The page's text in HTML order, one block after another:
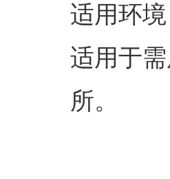
适用环境
适用于
所。